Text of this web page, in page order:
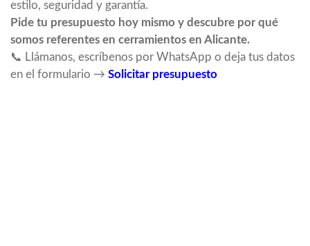
estilo, seguridad y garantía.
Pide tu presupuesto hoy mismo y descubre por qué
somos referentes en cerramientos en Alicante.
📞 Llámanos, escríbenos por WhatsApp o deja tus datos
en el formulario → Solicitar presupuesto